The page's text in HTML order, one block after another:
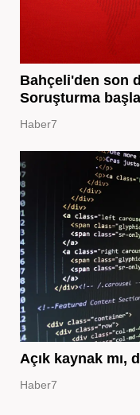
Bahçeli'den son
Soruşturma
Haber7
Açık kaynak mı,
Haber7